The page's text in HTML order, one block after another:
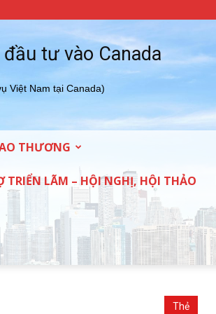
tư vào Canada
Việt Nam tại Canada)
THƯƠNG
TRIỂN LÃM – HỘI NGHỊ, HỘI THẢO
Thẻ